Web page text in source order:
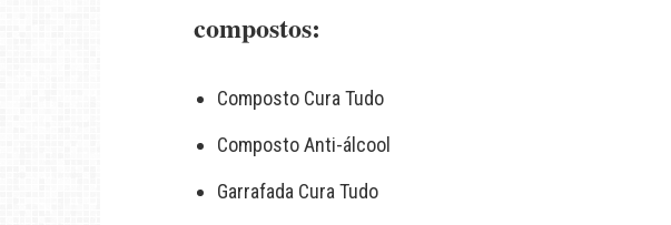
compostos:
Composto Cura Tudo
Composto Anti-álcool
Garrafada Cura Tudo